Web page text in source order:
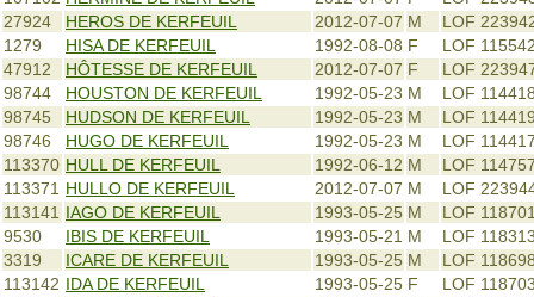
27924
HEROS DE KERFEUIL 2012-07-07 M
LOF
1279
HISA DE KERFEUIL 1992-08-08 F
LOF
47912
HÔTESSE DE KERFEUIL 2012-07-07 F
LOF
98744
HOUSTON DE KERFEUIL 1992-05-23 M
LOF
98745
HUDSON DE KERFEUIL 1992-05-23 M
LOF
98746
HUGO DE KERFEUIL 1992-05-23 M
LOF
113370 HULL DE KERFEUIL 1992-06-12 M
LOF
113371 HULLO DE KERFEUIL 2012-07-07 M
LOF
113141 IAGO DE KERFEUIL 1993-05-25 M
LOF
9530
IBIS DE KERFEUIL 1993-05-21 M
LOF
3319
ICARE DE KERFEUIL 1993-05-25 M
LOF
113142 IDA DE KERFEUIL 1993-05-25 F
LOF